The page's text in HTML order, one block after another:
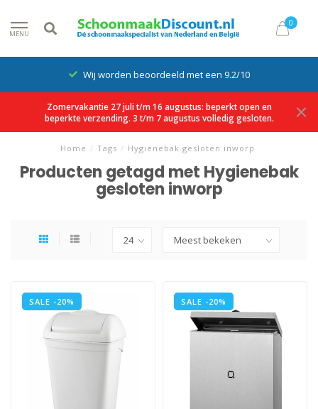
MENU
0
Wij worden beoordeeld met een 9.2/10
Zomervakantie 27 juli t/m 16 augustus: beperkt open en
beperkte verzending. 3 t/m 7 augustus volledig gesloten.
Home / Tags / Hygienebak gesloten inworp
Producten getagd met Hygienebak
gesloten inworp
SALE -20% SALE -20%